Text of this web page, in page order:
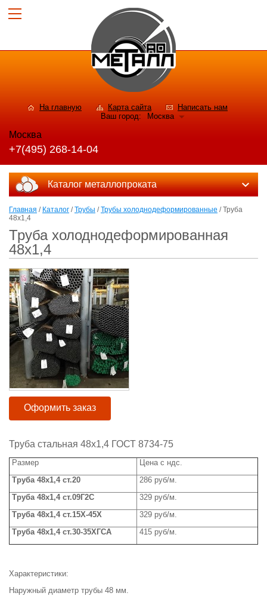
На главную Карта сайта
Написать нам
Ваш город:
Москва
Москва
+7(495) 268-14-04
Каталог металлопроката
Главная / Каталог /Трубы /Трубы холоднодеформированные / Труба
48x1,4
Труба холоднодеформированная
48x1,4
Оформить заказ
Труба стальная 48x1,4 ГОСТ 8734-75
Размер
Цена с ндс.
Труба 48x1,4 ст.20
286 руб/м.
Труба 48x1,4 ст.09Г2С
329 руб/м.
Труба 48x1,4 ст.15Х-45Х
329 руб/м.
Труба 48x1,4 ст.30-35ХГСА 415 руб/м.
Характеристики:
Наружный диаметр трубы 48 мм.